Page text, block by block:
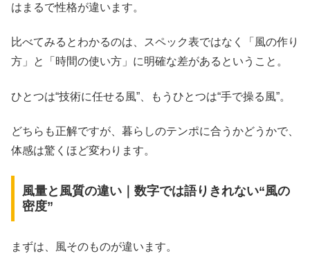
はまるで性格が違います。
比べてみるとわかるのは、スペック表ではなく「風の作り
方」と「時間の使い方」に明確な差があるということ。
ひとつは“技術に任せる風”、もうひとつは“手で操る風”。
どちらも正解ですが、暮らしのテンポに合うかどうかで、
体感は驚くほど変わります。
風量と風質の違い｜数字では語りきれない“風の
密度”
まずは、風そのものが違います。